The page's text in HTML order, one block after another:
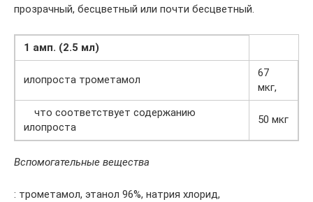
прозрачный, бесцветный или почти бесцветный.
1 амп. (2.5 мл)
илопроста трометамол
67
мкг,
что соответствует содержанию
илопроста
50 мкг
Вспомогательные вещества
: трометамол, этанол 96%, натрия хлорид,